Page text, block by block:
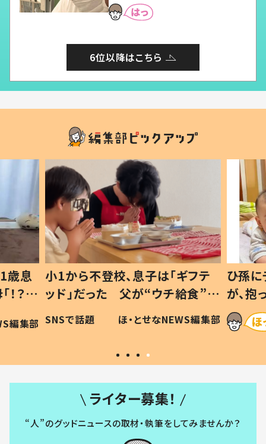
6位以降はこちら
歳息
？」
編集部
小1から不登校、息子は「ギフテ
ッド」だった 父が“ウチ給食”を
作り続ける理由とは #令和の親
#令和の子
SNSで話題 ほ・とせなNEWS編集部
ひ孫
が、
「涙が
い」
ライター募集！
“人”のグッドニュースの取材・執筆をしてみませんか？